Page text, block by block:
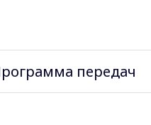
передач